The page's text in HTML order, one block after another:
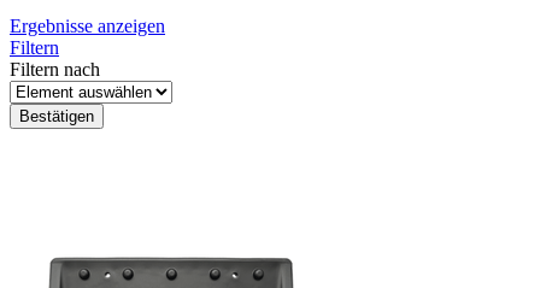
Ergebnisse anzeigen
Filtern
Filtern nach
Bestätigen